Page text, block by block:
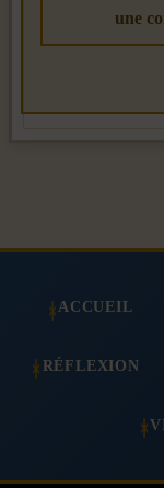
une
ACCUEIL
RÉFLEXION